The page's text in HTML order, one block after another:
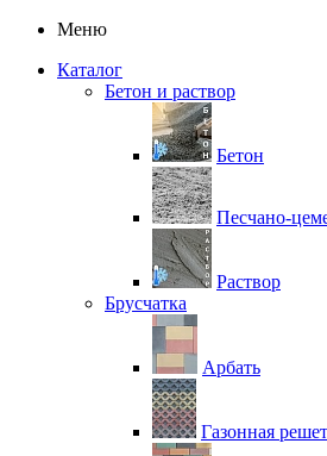
Меню
Каталог
Бетон и раствор
Бетон
Песчано-
Раствор
Брусчатка
Арбать
Газонная